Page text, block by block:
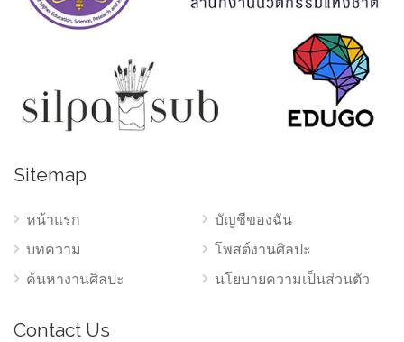
Sitemap
หน้าแรก
บทความ
ค้นหางานศิลปะ
บัญชีของฉัน
โพสต์งานศิลปะ
นโยบายความเป็นส่วนตัว
Contact Us